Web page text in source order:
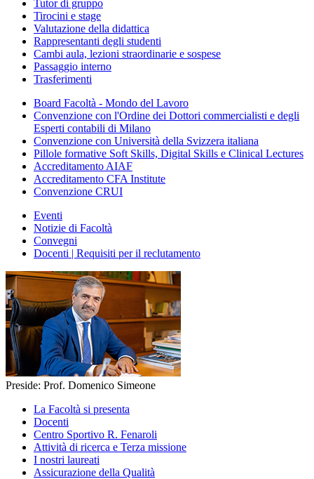
Tutor di gruppo
Tirocini e stage
Valutazione della didattica
Rappresentanti degli studenti
Cambi aula, lezioni straordinarie e sospese
Passaggio interno
Trasferimenti
Board Facoltà - Mondo del Lavoro
Convenzione con l'Ordine dei Dottori commercialisti e degli
Esperti contabili di Milano
Convenzione con Università della Svizzera italiana
Pillole formative Soft Skills, Digital Skills e Clinical Lectures
Accreditamento AIAF
Accreditamento CFA Institute
Convenzione CRUI
Eventi
Notizie di Facoltà
Convegni
Docenti | Requisiti per il reclutamento
Preside: Prof. Domenico Simeone
La Facoltà si presenta
Docenti
Centro Sportivo R. Fenaroli
Attività di ricerca e Terza missione
I nostri laureati
Assicurazione della Qualità